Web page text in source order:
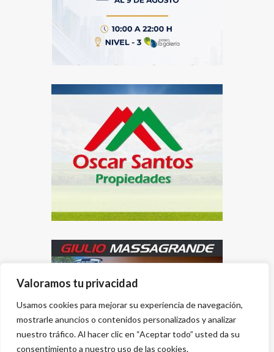
Valoramos tu privacidad
Usamos cookies para mejorar su experiencia de navegación,
mostrarle anuncios o contenidos personalizados y analizar
nuestro tráfico. Al hacer clic en “Aceptar todo” usted da su
consentimiento a nuestro uso de las cookies.